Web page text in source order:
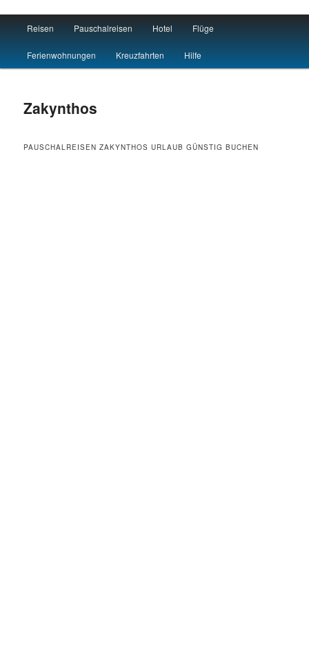
Reisen Hotel Flug
Skip to primary content
Skip to secondary content
Reisen Pauschalreisen Hotel Flüge
Ferienwohnungen Kreuzfahrten Hilfe
Zakynthos
PAUSCHALREISEN ZAKYNTHOS URLAUB GÜNSTIG BUCHEN